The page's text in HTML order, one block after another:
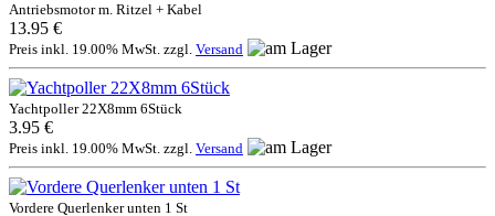
Antriebsmotor m. Ritzel + Kabel
13.95 €
Preis inkl. 19.00% MwSt. zzgl. Versand
Yachtpoller 22X8mm 6Stück
3.95 €
Preis inkl. 19.00% MwSt. zzgl. Versand
Vordere Querlenker unten 1 St